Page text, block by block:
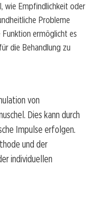
wie Empfindlichkeit oder
Probleme
ermöglicht es
die Behandlung zu
von
Dies kann durch
Impulse erfolgen.
und der
individuellen